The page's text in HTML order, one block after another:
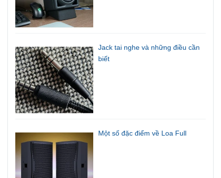
Jack tai nghe và những điều cần
biết
Một số đặc điểm về Loa Full